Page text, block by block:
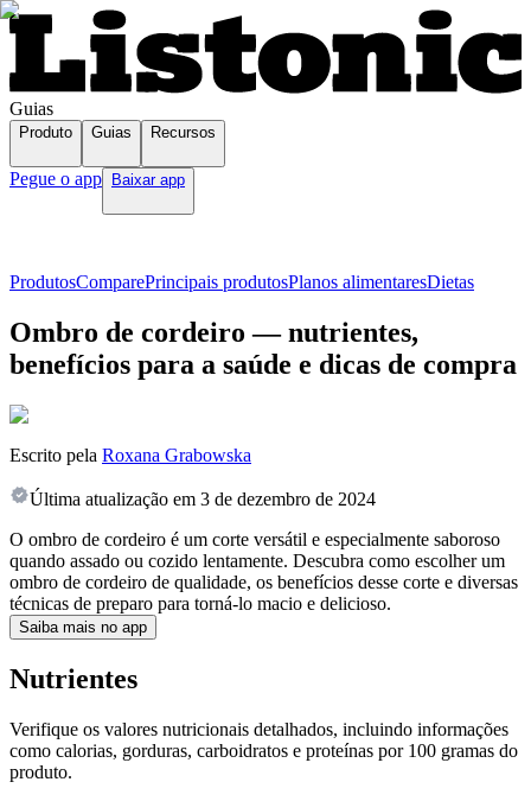
Guias
Produto Guias Recursos
Pegue o app Baixar app
ProdutosComparePrincipais produtosPlanos alimentaresDietas
Ombro de cordeiro — nutrientes,
benefícios para a saúde e dicas de compra
Escrito pela Roxana Grabowska
Última atualização em 3 de dezembro de 2024
O ombro de cordeiro é um corte versátil e especialmente saboroso
quando assado ou cozido lentamente. Descubra como escolher um
ombro de cordeiro de qualidade, os benefícios desse corte e diversas
técnicas de preparo para torná-lo macio e delicioso.
Saiba mais no app
Nutrientes
Verifique os valores nutricionais detalhados, incluindo informações
como calorias, gorduras, carboidratos e proteínas por 100 gramas do
produto.